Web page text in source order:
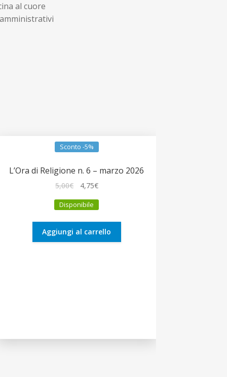
al cuore
amministrativi
Sconto -5%
L’Ora di Religione n. 6 – marzo 2026
5,00€
originale
5,00€.
4,75€Il
attuale
4,75€.
Disponibile
Aggiungi al carrello